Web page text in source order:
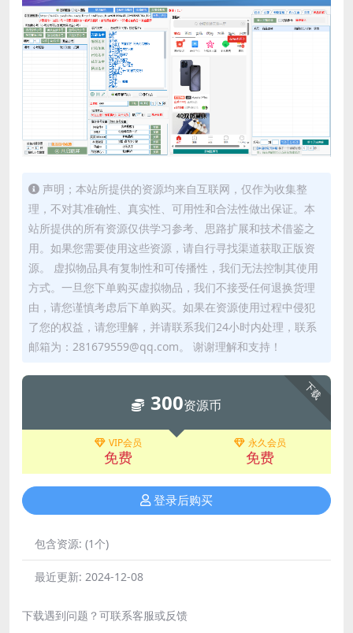
声明；本站所提供的资源均来自互联网，仅作为收集整
理，不对其准确性、真实性、可用性和合法性做出保证。本
站所提供的所有资源仅供学习参考、思路扩展和技术借鉴之
用。如果您需要使用这些资源，请自行寻找渠道获取正版资
源。 虚拟物品具有复制性和可传播性，我们无法控制其使用
方式。一旦您下单购买虚拟物品，我们不接受任何退换货理
由，请您谨慎考虑后下单购买。如果在资源使用过程中侵犯
了您的权益，请您理解，并请联系我们24小时内处理，联系
邮箱为：281679559@qq.com。 谢谢理解和支持！
下载
300资源币
VIP会员
免费
永久会员
免费
登录后购买
包含资源: (1个)
最近更新: 2024-12-08
下载遇到问题？可联系客服或反馈